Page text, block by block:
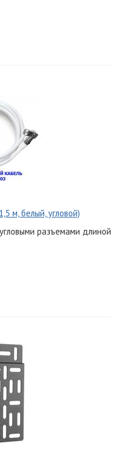
м, белый, угловой)
разъемами длиной